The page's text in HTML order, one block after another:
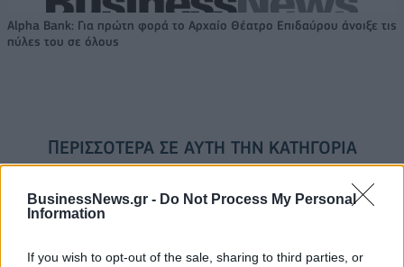
BusinessNews.gr - Do Not Process My Personal
Information
If you wish to opt-out of the sale, sharing to third parties, or
Alpha Bank: Για πρώτη φορά το Αρχαίο Θέατρο Επιδαύρου άνοιξε τις
πύλες του σε όλους
ΠΕΡΙΣΣΌΤΕΡΑ ΣΕ ΑΥΤΉ ΤΗΝ ΚΑΤΗΓΟΡΊΑ